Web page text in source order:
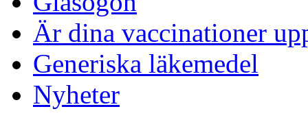
Är dina vaccinationer
Generiska läkemedel
Nyheter